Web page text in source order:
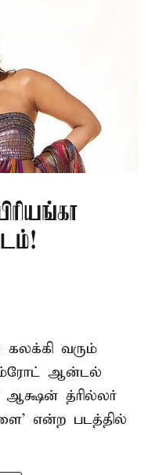
கலக்கி வரும்
ஆன்டல்
ஆக்ஷன் த்ரில்லர்
என்ற படத்தில்